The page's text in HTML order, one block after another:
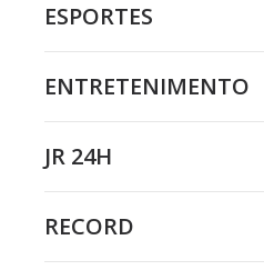
ESPORTES
ENTRETENIMENTO
JR 24H
RECORD